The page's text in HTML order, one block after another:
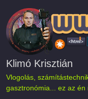
Klimó Krisztián
Vlogolás,
gasztronómia... ez az én